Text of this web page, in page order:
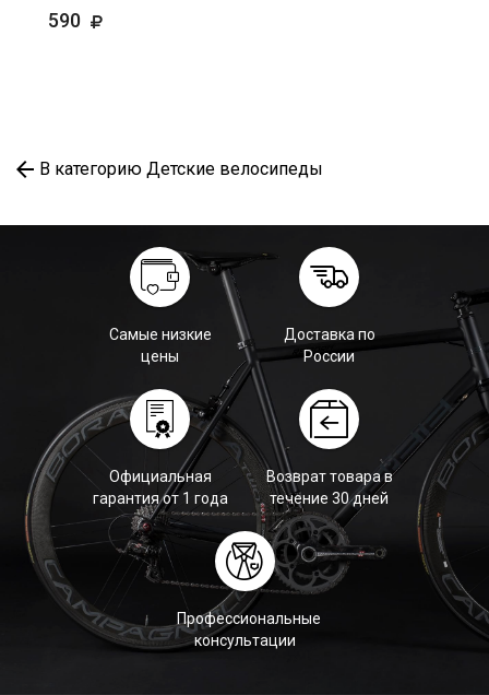
590
В категорию Детские велосипеды
Самые низкие
цены
Доставка по
России
Официальная
гарантия от 1 года
Возврат товара в
течение 30 дней
Профессиональные
консультации